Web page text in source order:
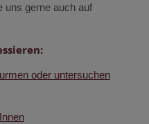
uns gerne auch auf
oder untersuchen